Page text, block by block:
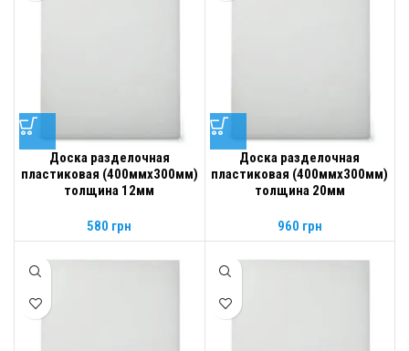
Доска разделочная
пластиковая (400ммх300мм)
толщина 12мм
580 грн
Доска разделочная
пластиковая (400ммх300мм)
толщина 20мм
960 грн